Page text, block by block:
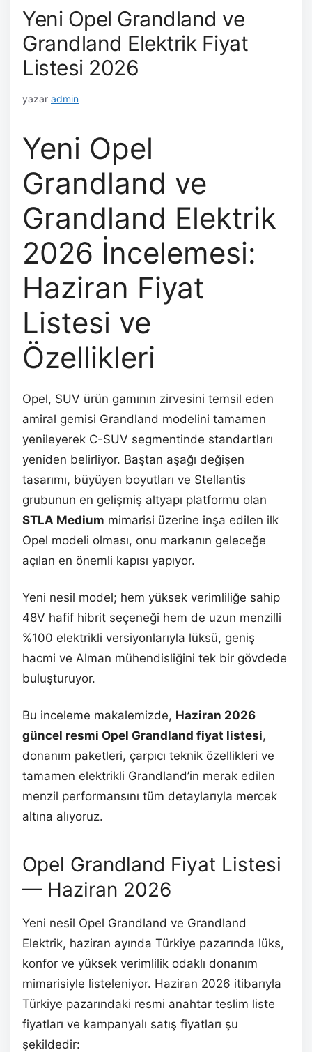
Yeni Opel Grandland ve
Grandland Elektrik Fiyat
Listesi 2026
yazar admin
Yeni Opel
Grandland ve
Grandland Elektrik
2026 İncelemesi:
Haziran Fiyat
Listesi ve
Özellikleri
Opel, SUV ürün gamının zirvesini temsil eden
amiral gemisi Grandland modelini tamamen
yenileyerek C-SUV segmentinde standartları
yeniden belirliyor. Baştan aşağı değişen
tasarımı, büyüyen boyutları ve Stellantis
grubunun en gelişmiş altyapı platformu olan
STLA Medium mimarisi üzerine inşa edilen ilk
Opel modeli olması, onu markanın geleceğe
açılan en önemli kapısı yapıyor.
Yeni nesil model; hem yüksek verimliliğe sahip
48V hafif hibrit seçeneği hem de uzun menzilli
%100 elektrikli versiyonlarıyla lüksü, geniş
hacmi ve Alman mühendisliğini tek bir gövdede
buluşturuyor.
Bu inceleme makalemizde, Haziran 2026
güncel resmi Opel Grandland fiyat listesi,
donanım paketleri, çarpıcı teknik özellikleri ve
tamamen elektrikli Grandland’in merak edilen
menzil performansını tüm detaylarıyla mercek
altına alıyoruz.
Opel Grandland Fiyat Listesi
— Haziran 2026
Yeni nesil Opel Grandland ve Grandland
Elektrik, haziran ayında Türkiye pazarında lüks,
konfor ve yüksek verimlilik odaklı donanım
mimarisiyle listeleniyor. Haziran 2026 itibarıyla
Türkiye pazarındaki resmi anahtar teslim liste
fiyatları ve kampanyalı satış fiyatları şu
şekildedir: